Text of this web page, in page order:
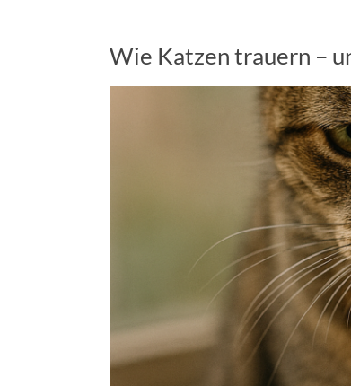
Wie Katzen trauern –